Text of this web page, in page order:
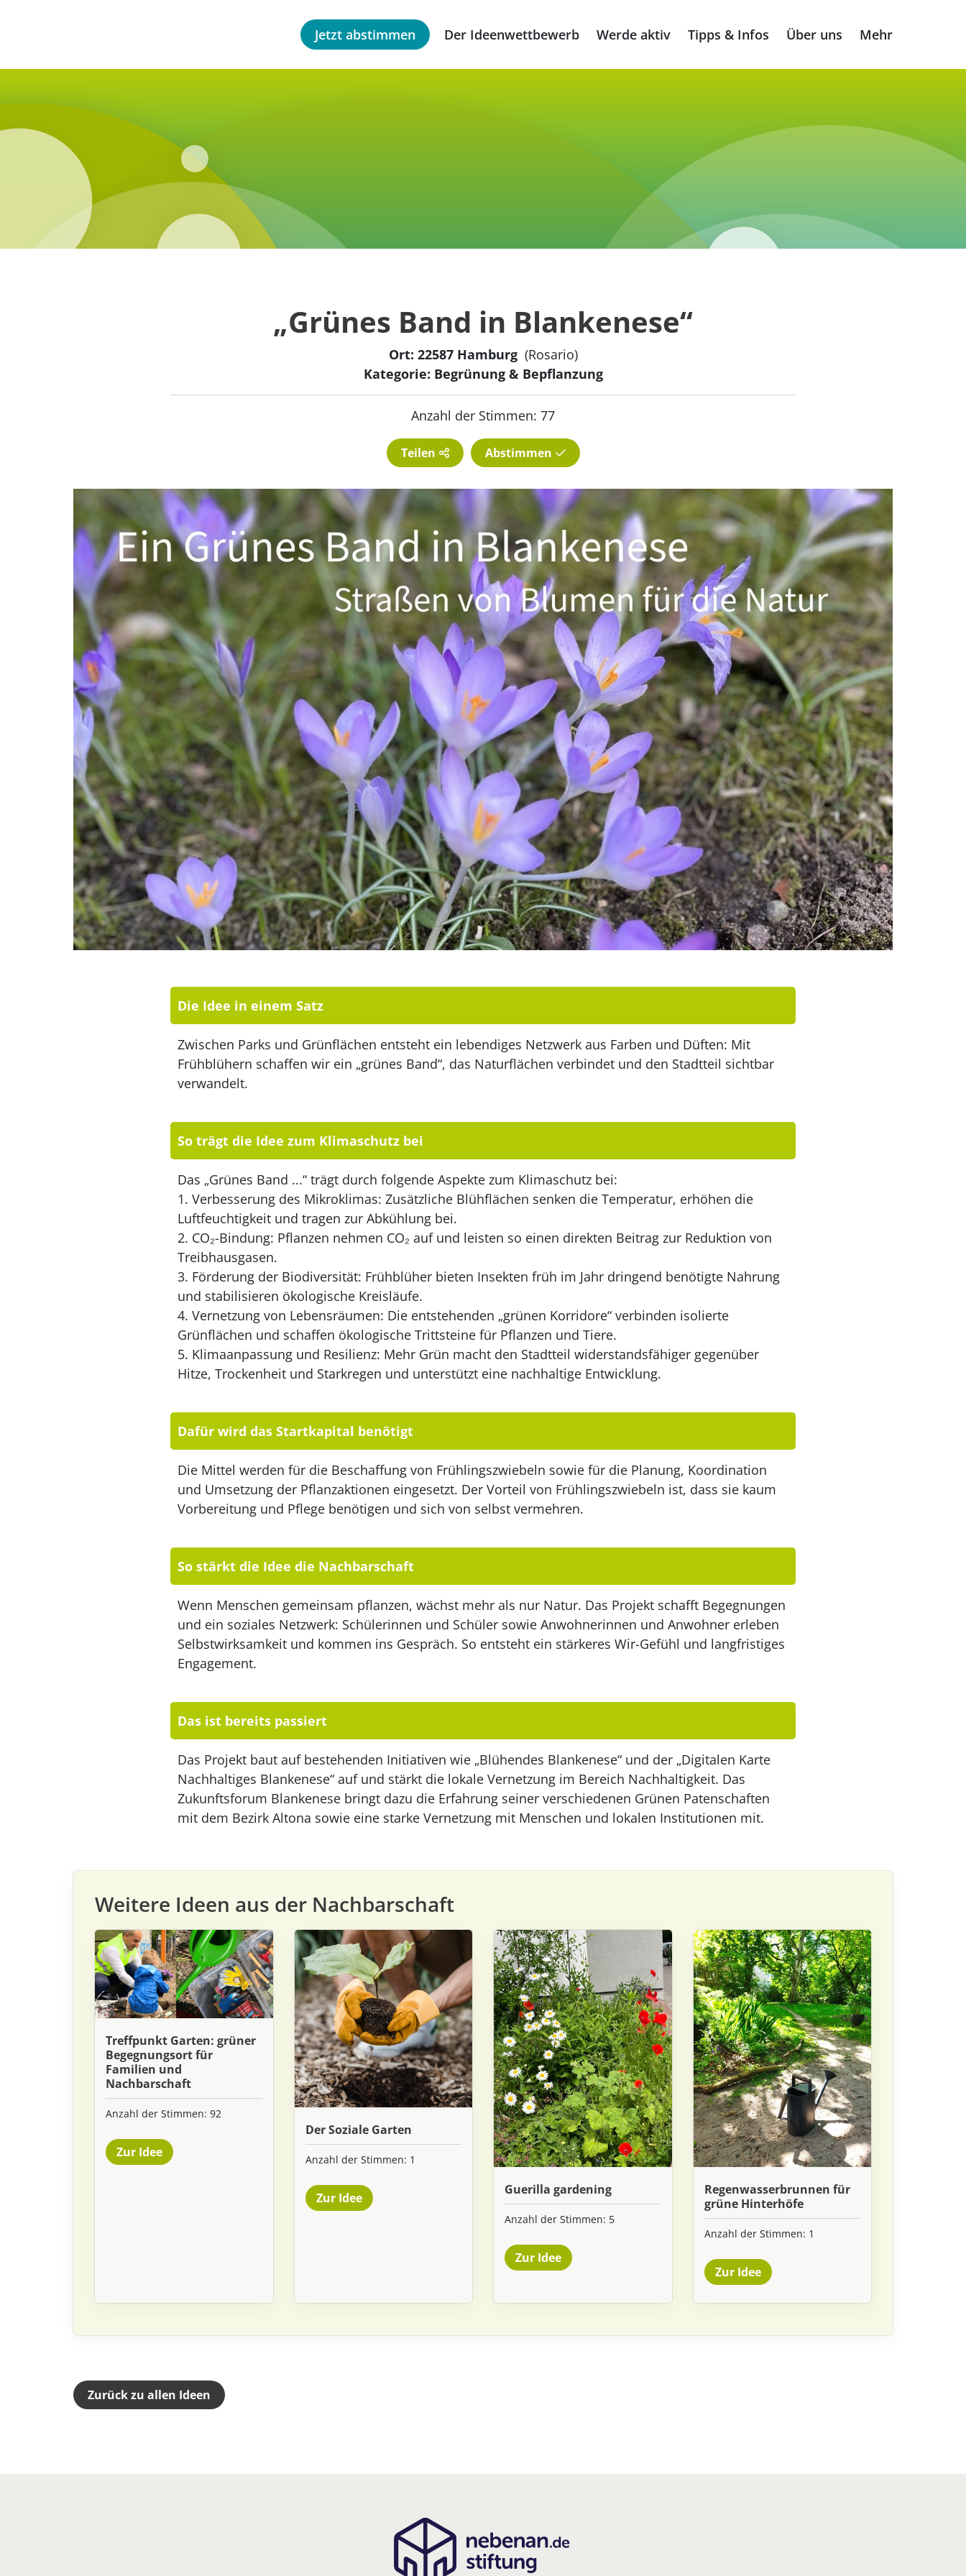
Jetzt abstimmen Der Ideenwettbewerb Werde aktiv Tipps & Infos Über uns Mehr
„Grünes Band in Blankenese“
Ort: 22587 Hamburg (Rosario)
Kategorie: Begrünung & Bepflanzung
Anzahl der Stimmen: 77
Teilen Abstimmen
Die Idee in einem Satz
Zwischen Parks und Grünflächen entsteht ein lebendiges Netzwerk aus Farben und Düften: Mit
Frühblühern schaffen wir ein „grünes Band“, das Naturflächen verbindet und den Stadtteil sichtbar
verwandelt.
So trägt die Idee zum Klimaschutz bei
Das „Grünes Band ...“ trägt durch folgende Aspekte zum Klimaschutz bei:
1. Verbesserung des Mikroklimas: Zusätzliche Blühflächen senken die Temperatur, erhöhen die
Luftfeuchtigkeit und tragen zur Abkühlung bei.
2. CO₂-Bindung: Pflanzen nehmen CO₂ auf und leisten so einen direkten Beitrag zur Reduktion von
Treibhausgasen.
3. Förderung der Biodiversität: Frühblüher bieten Insekten früh im Jahr dringend benötigte Nahrung
und stabilisieren ökologische Kreisläufe.
4. Vernetzung von Lebensräumen: Die entstehenden „grünen Korridore“ verbinden isolierte
Grünflächen und schaffen ökologische Trittsteine für Pflanzen und Tiere.
5. Klimaanpassung und Resilienz: Mehr Grün macht den Stadtteil widerstandsfähiger gegenüber
Hitze, Trockenheit und Starkregen und unterstützt eine nachhaltige Entwicklung.
Dafür wird das Startkapital benötigt
Die Mittel werden für die Beschaffung von Frühlingszwiebeln sowie für die Planung, Koordination
und Umsetzung der Pflanzaktionen eingesetzt. Der Vorteil von Frühlingszwiebeln ist, dass sie kaum
Vorbereitung und Pflege benötigen und sich von selbst vermehren.
So stärkt die Idee die Nachbarschaft
Wenn Menschen gemeinsam pflanzen, wächst mehr als nur Natur. Das Projekt schafft Begegnungen
und ein soziales Netzwerk: Schülerinnen und Schüler sowie Anwohnerinnen und Anwohner erleben
Selbstwirksamkeit und kommen ins Gespräch. So entsteht ein stärkeres Wir-Gefühl und langfristiges
Engagement.
Das ist bereits passiert
Das Projekt baut auf bestehenden Initiativen wie „Blühendes Blankenese“ und der „Digitalen Karte
Nachhaltiges Blankenese“ auf und stärkt die lokale Vernetzung im Bereich Nachhaltigkeit. Das
Zukunftsforum Blankenese bringt dazu die Erfahrung seiner verschiedenen Grünen Patenschaften
mit dem Bezirk Altona sowie eine starke Vernetzung mit Menschen und lokalen Institutionen mit.
Weitere Ideen aus der Nachbarschaft
Treffpunkt Garten: grüner
Begegnungsort für
Familien und
Nachbarschaft
Anzahl der Stimmen: 92
Zur Idee
Der Soziale Garten
Anzahl der Stimmen: 1
Zur Idee
Guerilla gardening
Anzahl der Stimmen: 5
Zur Idee
Regenwasserbrunnen für
grüne Hinterhöfe
Anzahl der Stimmen: 1
Zur Idee
Zurück zu allen Ideen